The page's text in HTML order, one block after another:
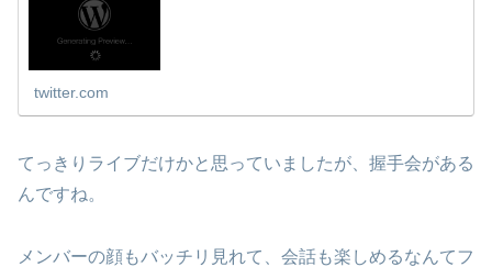
twitter.com
てっきりライブだけかと思っていましたが、握手会がある
んですね。
メンバーの顔もバッチリ見れて、会話も楽しめるなんてフ